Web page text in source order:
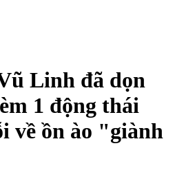
Linh đã dọn
1 động thái
về ồn ào "giành